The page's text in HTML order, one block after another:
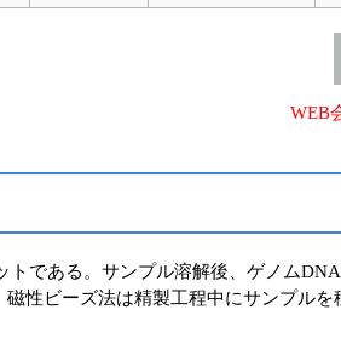
WEB
である。サンプル溶解後、ゲノムDNA
性ビーズ法は精製工程中にサンプルを